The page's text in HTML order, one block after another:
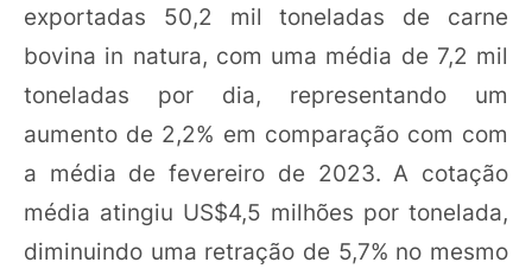
exportadas 50,2 mil toneladas de carne
bovina in natura, com uma média de 7,2 mil
toneladas por dia, representando um
aumento de 2,2% em comparação com com
a média de fevereiro de 2023. A cotação
média atingiu US$4,5 milhões por tonelada,
diminuindo uma retração de 5,7% no mesmo